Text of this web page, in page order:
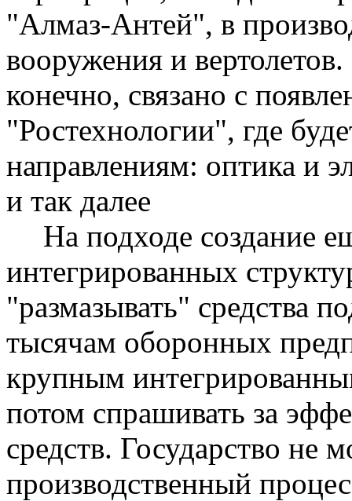
"Алмаз-Антей", в
вооружения и вертолетов.
конечно, связано с
"Ростехнологии", где
направлениям: оптика и
и так далее
На подходе создание
интегрированных
"размазывать" средства
тысячам оборонных
крупным
потом спрашивать за
средств. Государство не
производственный